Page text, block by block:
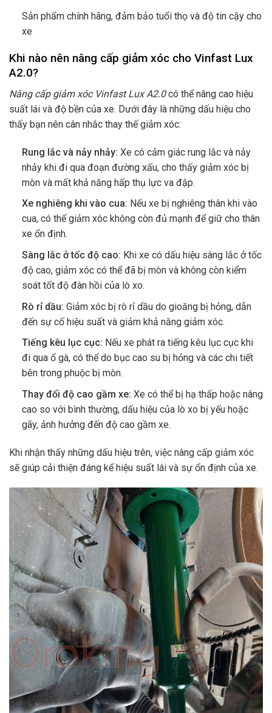
Sản phẩm chính hãng, đảm bảo tuổi thọ và độ tin cậy cho
xe
Khi nào nên nâng cấp giảm xóc cho Vinfast Lux
A2.0?
Nâng cấp giảm xóc Vinfast Lux A2.0có thể nâng cao hiệu
suất lái và độ bền của xe. Dưới đây là những dấu hiệu cho
thấy bạn nên cân nhắc thay thế giảm xóc:
Rung lắc và nảy nhảy: Xe có cảm giác rung lắc và nảy
nhảy khi đi qua đoạn đường xấu, cho thấy giảm xóc bị
mòn và mất khả năng hấp thụ lực va đập.
Xe nghiêng khi vào cua: Nếu xe bị nghiêng thân khi vào
cua, có thể giảm xóc không còn đủ mạnh để giữ cho thân
xe ổn định.
Sàng lắc ở tốc độ cao: Khi xe có dấu hiệu sàng lắc ở tốc
độ cao, giảm xóc có thể đã bị mòn và không còn kiểm
soát tốt độ đàn hồi của lò xo.
Rò rỉ dầu: Giảm xóc bị rò rỉ dầu do gioăng bị hỏng, dẫn
đến sự cố hiệu suất và giảm khả năng giảm xóc.
Tiếng kêu lục cục: Nếu xe phát ra tiếng kêu lục cục khi
đi qua ổ gà, có thể do bục cao su bị hỏng và các chi tiết
bên trong phuộc bị mòn.
Thay đổi độ cao gầm xe: Xe có thể bị hạ thấp hoặc nâng
cao so với bình thường, dấu hiệu của lò xo bị yếu hoặc
gãy, ảnh hưởng đến độ cao gầm xe.
Khi nhận thấy những dấu hiệu trên, việc nâng cấp giảm xóc
sẽ giúp cải thiện đáng kể hiệu suất lái và sự ổn định của xe.